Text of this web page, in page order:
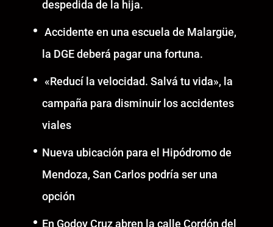
despedida de la hija.
Accidente en una escuela de Malargüe,
la DGE deberá pagar una fortuna.
«Reducí la velocidad. Salvá tu vida», la
campaña para disminuir los accidentes
viales
Nueva ubicación para el Hipódromo de
Mendoza, San Carlos podría ser una
opción
En Godoy Cruz abren la calle Cordón del